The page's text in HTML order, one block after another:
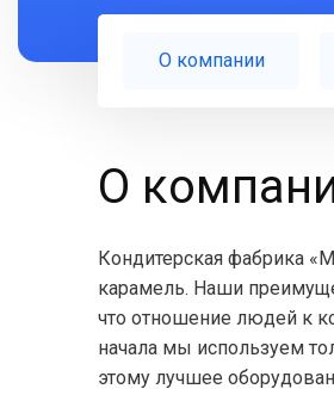
О компании
О
Кондитерская фабрика
карамель. Наши
что отношение людей к
начала мы используем
этому лучшее